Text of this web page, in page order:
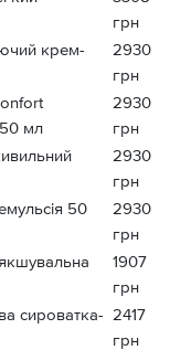
грн
крем-
2930
грн
мл
2930
грн
2930
грн
50
2930
грн
1907
грн
сироватка- 2417
грн